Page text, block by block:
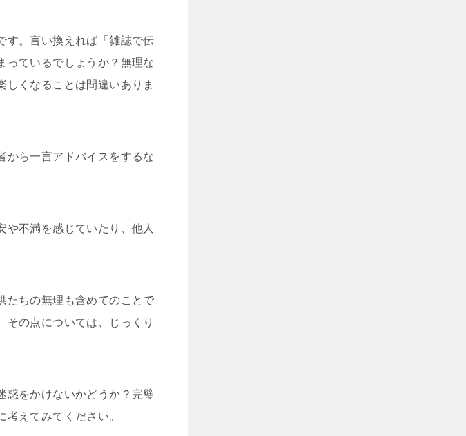
す。言い換えれば「雑誌で伝
っているでしょうか？無理な
しくなることは間違いありま
から一言アドバイスをするな
不満を感じていたり、他人
たちの無理も含めてのことで
の点については、じっくり
惑をかけないかどうか？完璧
えてみてください。